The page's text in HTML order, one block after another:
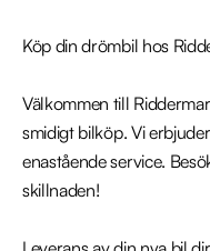
Köp din drömbil hos
Välkommen till
smidigt bilköp. Vi
enastående service.
skillnaden!